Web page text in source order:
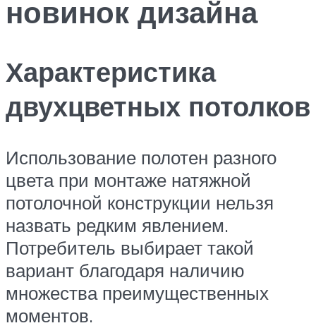
новинок дизайна
Характеристика
двухцветных потолков
Использование полотен разного
цвета при монтаже натяжной
потолочной конструкции нельзя
назвать редким явлением.
Потребитель выбирает такой
вариант благодаря наличию
множества преимущественных
моментов.